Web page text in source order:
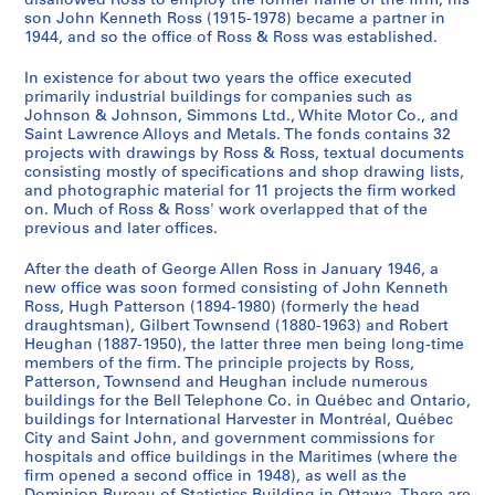
n
1
4
7
a
n
d
1
9
3
]
AP013.S1.D301.SD1
n
1
4
0
a
n
d
1
9
4
]
AP013.S1.D348.SD1
]
AP013.S1.D348.SD4
1
9
4
AP013.S1.D348.SD7
4
4
AP013.S1.D348.SD8
9
4
]
AP013.S1.D348.SD14
1
9
4
AP013.S1.D348.SD15
6
0
AP013.S2.D614
p
p
r
t
[
C
h
o
m
d
y
A
p
a
r
t
m
e
n
t
o
d
m
i
r
a
l
B
a
t
t
y
H
o
t
e
l
,
son John Kenneth Ross (1915-1978) became a partner in
1944, and so the office of Ross & Ross was established.
In existence for about two years the office executed
primarily industrial buildings for companies such as
Johnson & Johnson, Simmons Ltd., White Motor Co., and
Saint Lawrence Alloys and Metals. The fonds contains 32
projects with drawings by Ross & Ross, textual documents
consisting mostly of specifications and shop drawing lists,
and photographic material for 11 projects the firm worked
on. Much of Ross & Ross' work overlapped that of the
previous and later offices.
After the death of George Allen Ross in January 1946, a
new office was soon formed consisting of John Kenneth
Ross, Hugh Patterson (1894-1980) (formerly the head
draughtsman), Gilbert Townsend (1880-1963) and Robert
Heughan (1887-1950), the latter three men being long-time
members of the firm. The principle projects by Ross,
Patterson, Townsend and Heughan include numerous
buildings for the Bell Telephone Co. in Québec and Ontario,
buildings for International Harvester in Montréal, Québec
City and Saint John, and government commissions for
hospitals and office buildings in the Maritimes (where the
firm opened a second office in 1948), as well as the